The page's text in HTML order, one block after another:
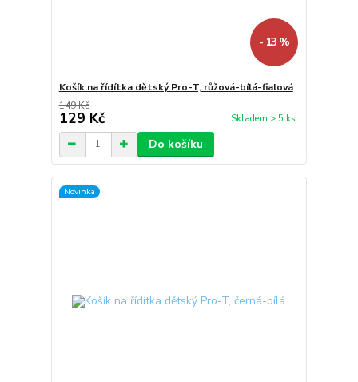
- 13 %
Košík na řídítka dětský Pro-T, růžová-bílá-fialová
149 Kč
129 Kč Skladem > 5 ks
Do košíku
Novinka